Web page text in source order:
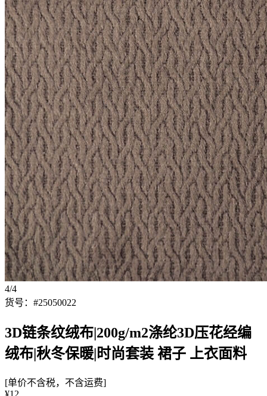
4/4
货号：#25050022
3D链条纹绒布|200g/m2涤纶3D压花经编
绒布|秋冬保暖|时尚套装 裙子 上衣面料
[单价不含税，不含运费]
¥12